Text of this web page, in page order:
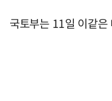
국토부는 11일 이같은